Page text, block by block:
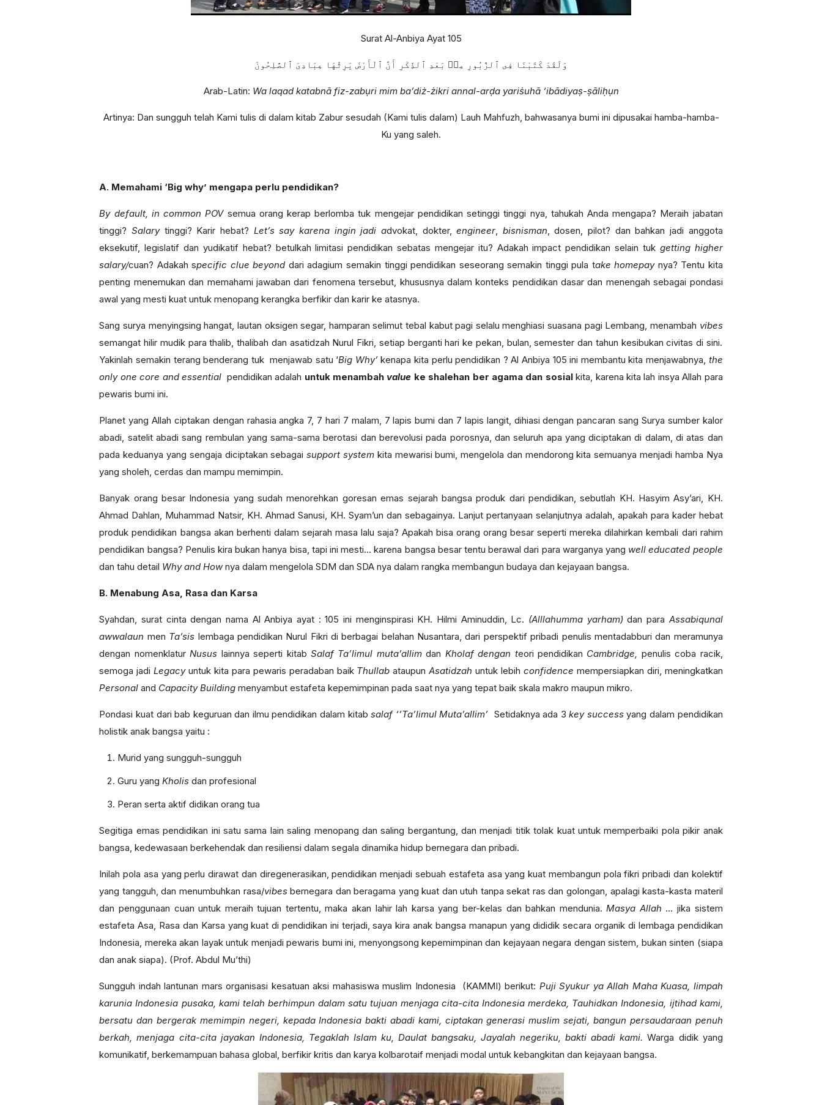
Surat Al-Anbiya Ayat 105
وَلَقَدْ كَتَبْنَا فِى ٱلزَّبُورِ مِنۢ بَعْدِ ٱلذِّكْرِ أَنَّ ٱلْأَرْضَ يَرِثُهَا عِبَادِىَ ٱلصَّٰلِحُونَ
Arab-Latin: Wa laqad katabnā fiz-zabụri mim ba’diż-żikri annal-arḍa yariṡuhā ‘ibādiyaṣ-ṣāliḥụn
Artinya: Dan sungguh telah Kami tulis di dalam kitab Zabur sesudah (Kami tulis dalam) Lauh Mahfuzh, bahwasanya bumi ini dipusakai hamba-hamba-
Ku yang saleh.
A. Memahami ‘Big why’ mengapa perlu pendidikan?
By default, in common POVsemua orang kerap berlomba tuk mengejar pendidikan setinggi tinggi nya, tahukah Anda mengapa? Meraih jabatan
tinggi?Salarytinggi? Karir hebat? Let’s say karena ingin jadi advokat, dokter,engineer, bisnisman, dosen, pilot? dan bahkan jadi anggota
eksekutif, legislatif dan yudikatif hebat? betulkah limitasi pendidikan sebatas mengejar itu? Adakah impact pendidikan selain tuk getting higher
salary/cuan? Adakah specific clue beyond dari adagium semakin tinggi pendidikan seseorang semakin tinggi pula take homepaynya? Tentu kita
penting menemukan dan memahami jawaban dari fenomena tersebut, khususnya dalam konteks pendidikan dasar dan menengah sebagai pondasi
awal yang mesti kuat untuk menopang kerangka berfikir dan karir ke atasnya.
Sang surya menyingsing hangat, lautan oksigen segar, hamparan selimut tebal kabut pagi selalu menghiasi suasana pagi Lembang, menambah vibes
semangat hilir mudik para thalib, thalibah dan asatidzah Nurul Fikri, setiap berganti hari ke pekan, bulan, semester dan tahun kesibukan civitas di sini.
Yakinlah semakin terang benderang tuk menjawab satu ‘Big Why’kenapa kita perlu pendidikan ? Al Anbiya 105 ini membantu kita menjawabnya, the
only one core and essential pendidikan adalah untuk menambah value ke shalehan ber agama dan sosialkita, karena kita lah insya Allah para
pewaris bumi ini.
Planet yang Allah ciptakan dengan rahasia angka 7, 7 hari 7 malam, 7 lapis bumi dan 7 lapis langit, dihiasi dengan pancaran sang Surya sumber kalor
abadi, satelit abadi sang rembulan yang sama-sama berotasi dan berevolusi pada porosnya, dan seluruh apa yang diciptakan di dalam, di atas dan
pada keduanya yang sengaja diciptakan sebagaisupport systemkita mewarisi bumi, mengelola dan mendorong kita semuanya menjadi hamba Nya
yang sholeh, cerdas dan mampu memimpin.
Banyak orang besar Indonesia yang sudah menorehkan goresan emas sejarah bangsa produk dari pendidikan, sebutlah KH. Hasyim Asy’ari, KH.
Ahmad Dahlan, Muhammad Natsir, KH. Ahmad Sanusi, KH. Syam’un dan sebagainya. Lanjut pertanyaan selanjutnya adalah, apakah para kader hebat
produk pendidikan bangsa akan berhenti dalam sejarah masa lalu saja? Apakah bisa orang orang besar seperti mereka dilahirkan kembali dari rahim
pendidikan bangsa? Penulis kira bukan hanya bisa, tapi ini mesti… karena bangsa besar tentu berawal dari para warganya yang well educated people
dan tahu detail Why and Hownya dalam mengelola SDM dan SDA nya dalam rangka membangun budaya dan kejayaan bangsa.
B. Menabung Asa, Rasa dan Karsa
Syahdan, surat cinta dengan nama Al Anbiya ayat : 105 ini menginspirasi KH. Hilmi Aminuddin, Lc. (Alllahumma yarham) dan para Assabiqunal
awwalaun men Ta’sis lembaga pendidikan Nurul Fikri di berbagai belahan Nusantara, dari perspektif pribadi penulis mentadabburi dan meramunya
dengan nomenklaturNusus lainnya seperti kitab Salaf Ta’limul muta’allimdan Kholaf dengan teori pendidikan Cambridge, penulis coba racik,
semoga jadiLegacyuntuk kita para pewaris peradaban baik ThullabataupunAsatidzahuntuk lebih confidence mempersiapkan diri, meningkatkan
Personaland Capacity Buildingmenyambut estafeta kepemimpinan pada saat nya yang tepat baik skala makro maupun mikro.
Pondasi kuat dari bab keguruan dan ilmu pendidikan dalam kitabsalaf ‘’Ta’limul Muta’allim’ Setidaknya ada 3key successyang dalam pendidikan
holistik anak bangsa yaitu :
Murid yang sungguh-sungguh
Guru yangKholisdan profesional
Peran serta aktif didikan orang tua
Segitiga emas pendidikan ini satu sama lain saling menopang dan saling bergantung, dan menjadi titik tolak kuat untuk memperbaiki pola pikir anak
bangsa, kedewasaan berkehendak dan resiliensi dalam segala dinamika hidup bernegara dan pribadi.
Inilah pola asa yang perlu dirawat dan diregenerasikan, pendidikan menjadi sebuah estafeta asa yang kuat membangun pola fikri pribadi dan kolektif
yang tangguh, dan menumbuhkan rasa/vibesbernegara dan beragama yang kuat dan utuh tanpa sekat ras dan golongan, apalagi kasta-kasta materil
dan penggunaan cuan untuk meraih tujuan tertentu, maka akan lahir lah karsa yang ber-kelas dan bahkan mendunia.Masya Allah … jika sistem
estafeta Asa, Rasa dan Karsa yang kuat di pendidikan ini terjadi, saya kira anak bangsa manapun yang dididik secara organik di lembaga pendidikan
Indonesia, mereka akan layak untuk menjadi pewaris bumi ini, menyongsong kepemimpinan dan kejayaan negara dengan sistem, bukan sinten (siapa
dan anak siapa). (Prof. Abdul Mu’thi)
Sungguh indah lantunan mars organisasi kesatuan aksi mahasiswa muslim Indonesia (KAMMI) berikut: Puji Syukur ya Allah Maha Kuasa, limpah
karunia Indonesia pusaka, kami telah berhimpun dalam satu tujuan menjaga cita-cita Indonesia merdeka, Tauhidkan Indonesia, ijtihad kami,
bersatu dan bergerak memimpin negeri, kepada Indonesia bakti abadi kami, ciptakan generasi muslim sejati, bangun persaudaraan penuh
berkah, menjaga cita-cita jayakan Indonesia, Tegaklah Islam ku, Daulat bangsaku, Jayalah negeriku, bakti abadi kami.Warga didik yang
komunikatif, berkemampuan bahasa global, berfikir kritis dan karya kolbarotaif menjadi modal untuk kebangkitan dan kejayaan bangsa.